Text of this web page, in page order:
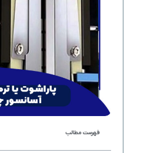
فهرست مطالب